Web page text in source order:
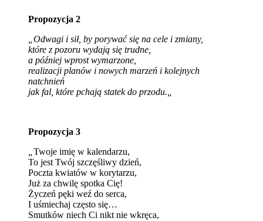
Propozycja 2
„Odwagi i sił, by porywać się na cele i zmiany,
które z pozoru wydają się trudne,
a później wprost wymarzone,
realizacji planów i nowych marzeń i kolejnych
natchnień
jak fal, które pchają statek do przodu.
Propozycja 3
Twoje imię w kalendarzu,
To jest Twój szczęśliwy dzień,
Poczta kwiatów w korytarzu,
Już za chwilę spotka Cię!
Życzeń pęki weź do serca,
I uśmiechaj często się…
Smutków niech Ci nikt nie wkręca,